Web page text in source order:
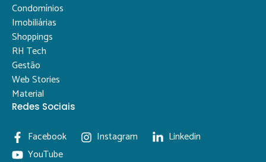
Condomínios
Imobiliárias
Shoppings
RH Tech
Gestão
Web Stories
Material
Redes Sociais
Facebook Instagram
Linkedin
YouTube